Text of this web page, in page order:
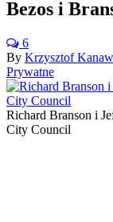
Bezos i
6
By Krzysztof
Prywatne
Richard Branson i
City Council